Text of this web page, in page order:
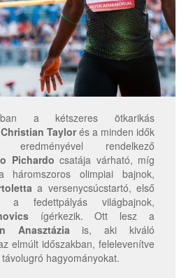
a kétszeres ötkarikás
Christian Taylorés a minden idők
eredményével rendelkező
Pichardo csatája várható, míg
háromszoros olimpiai bajnok,
a versenycsúcstartó, első
a fedettpályás világbajnok,
ígérkezik. Ott lesz a
Anasztáziais, aki kiváló
elmúlt időszakban, felelevenítve
hagyományokat.